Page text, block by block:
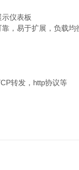
仪表板
，易于扩展，负载均
转发，http协议等